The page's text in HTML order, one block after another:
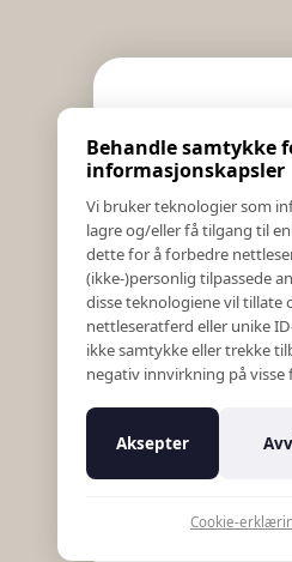
Behandle samtykke
informasjonskapsler
Vi bruker teknologier som
lagre og/eller få tilgang til
dette for å forbedre
(ikke-)personlig tilpassede
disse teknologiene vil tillate
nettleseratferd eller unike
ikke samtykke eller trekke
negativ innvirkning på
Aksepter
Cookie-
Meld deg på vårt
Her får du innblikk
E-post